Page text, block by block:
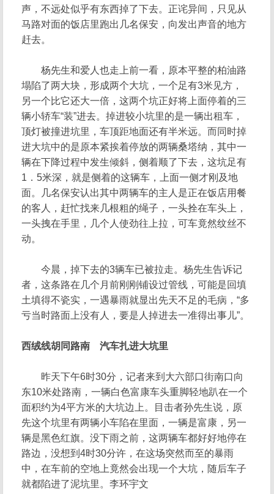
声，不远处似乎有东西掉了下去。正诧异间，只见从
马路对面的饭店里跑出几名保安，向发出声音的地方
赶去。
杨先生和爱人也走上前一看，原本平整的柏油路
塌陷了两大块，形成两个大坑，一个足有3米见方，
另一个比它还大一倍，这两个坑正好将上面停着的三
辆小轿车“装”进去。掉进较小坑里的是一辆出租车，
顶灯被撞进坑里，车顶距地面还有半米远。而同时掉
进大坑中的是原本紧挨着停放的两辆桑塔纳，其中一
辆在下降过程中发生倾斜，侧着顺了下去，这坑足有
1．5米深，就是侧着的这辆车，上面一侧才刚及地
面。几名保安认出其中两辆车的主人是正在饭店用餐
的客人，赶忙找来几根粗的绳子，一头拴在车头上，
一头拽在手里，几个人使劲往上拉，可车竟然纹丝不
动。
今晨，掉下去的3辆车已被拉走。杨先生告诉记
者，这条路在几个月前刚刚铺设过管线，可能是回填
土填得不瓷实，一遇暴雨就显出先天不足的毛病，“多
亏当时路面上没有人，要是人掉进去一准得出事儿”。
西绒线胡同路南 汽车扎进大坑里
昨天下午6时30分，记者来到大六部口街南口向
东10米处路南，一辆白色富康车头重脚轻地趴在一个
面积约为4平方米的大坑边上。目击者孙先生说，原
先这个坑里有两辆小车陷在里面，一辆是富康，另一
辆是黑色红旗。没下雨之前，这两辆车都好好地停在
路边，没想到4时30分许，在这场突然而至的暴雨
中，在车前的空地上竟然会出现一个大坑，随后车子
就都陷进了泥坑里。李环宇文